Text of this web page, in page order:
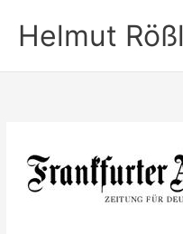
Inhalt
springen
Helmut